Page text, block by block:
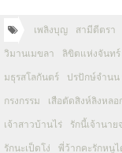
เพลิงบุญ สามีตีตรา
วิมานเมขลา ลิขิตแห่งจันทร์
มธุรสโลกันตร์ ปรปักษ์จำนน
กรงกรรม เสือตัดสิงห์ลิงหลอ
เจ้าสาวบ้านไร่ รักนี้เจ้านาย
รักนะเป็ดโง่ พี่ว้ากคะรักหนูไ